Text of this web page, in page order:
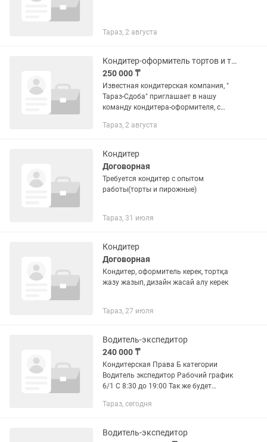
Тараз, 2 августа
Кондитер-оформитель тортов и тортовых изделий
250 000 ₸
Известная кондитерская компания, "
Тараз-Сдоба" приглашает в нашу
команду кондитера-оформителя, с
умеете превращать торты в настоящие
Тараз, 2 августа
Кондитер
Договорная
Требуется кондитер с опытом
работы(торты и пирожные)
Тараз, 31 июля
Кондитер
Договорная
Кондитер, оформитель керек, тортқа
жазу жазып, дизайн жасай алу керек
Тараз, 27 июля
Водитель-экспедитор
240 000 ₸
Кондитерская Права Б категории
Водитель экспедитор Рабочий график
6/1 С 8:30 до 19:00 Так же будет
Тараз, сегодня
Водитель-экспедитор